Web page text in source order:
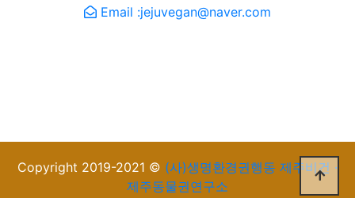
Email :jejuvegan@naver.com
Copyright 2019-2021 © (사)생명환경권행동 제주비건 ·
제주동물권연구소